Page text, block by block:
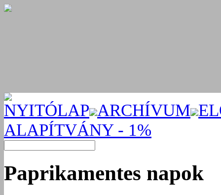
NYITÓLAP ARCHÍVUM
ALAPÍTVÁNY - 1%
Paprikamentes napok